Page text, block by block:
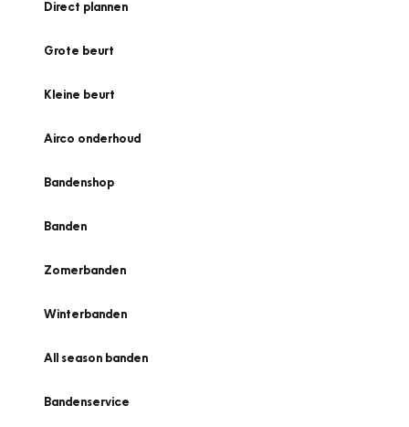
Direct plannen
Grote beurt
Kleine beurt
Airco onderhoud
Bandenshop
Banden
Zomerbanden
Winterbanden
All season banden
Bandenservice